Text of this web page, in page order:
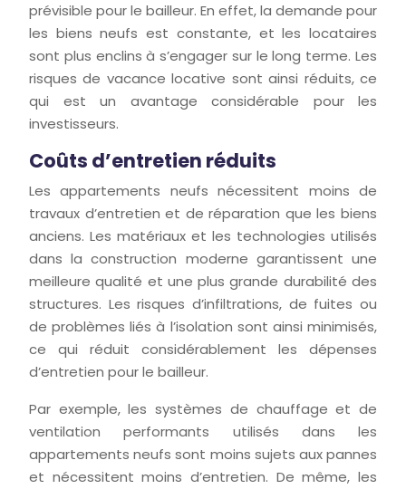
prévisible pour le bailleur. En effet, la demande pour
les biens neufs est constante, et les locataires
sont plus enclins à s’engager sur le long terme. Les
risques de vacance locative sont ainsi réduits, ce
qui est un avantage considérable pour les
investisseurs.
Coûts d’entretien réduits
Les appartements neufs nécessitent moins de
travaux d’entretien et de réparation que les biens
anciens. Les matériaux et les technologies utilisés
dans la construction moderne garantissent une
meilleure qualité et une plus grande durabilité des
structures. Les risques d’infiltrations, de fuites ou
de problèmes liés à l’isolation sont ainsi minimisés,
ce qui réduit considérablement les dépenses
d’entretien pour le bailleur.
Par exemple, les systèmes de chauffage et de
ventilation performants utilisés dans les
appartements neufs sont moins sujets aux pannes
et nécessitent moins d’entretien. De même, les